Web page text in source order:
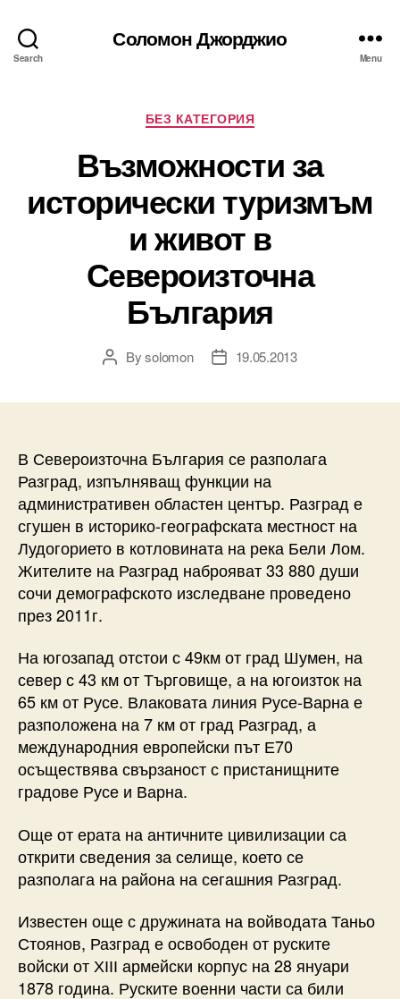
Search
Соломон Джорджио
Menu
Categories
БЕЗ КАТЕГОРИЯ
Възможности за
исторически туризмъм
и живот в
Североизточна
България
PostBysolomon
Post19.05.2013
В Североизточна България се разполага
Разград, изпълняващ функции на
административен областен център. Разград е
сгушен в историко-географската местност на
Лудогорието в котловината на река Бели Лом.
Жителите на Разград наброяват 33 880 души
сочи демографското изследване проведено
през 2011г.
На югозапад отстои с 49км от град Шумен, на
север с 43 км от Търговище, а на югоизток на
65 км от Русе. Влаковата линия Русе-Варна е
разположена на 7 км от град Разград, а
международния европейски път Е70
осъществява свързаност с пристанищните
градове Русе и Варна.
Още от ерата на античните цивилизации са
открити сведения за селище, което се
разполага на района на сегашния Разград.
Известен още с дружината на войводата Таньо
Стоянов, Разград е освободен от руските
войски от ХІІІ армейски корпус на 28 януари
1878 година. Руските военни части са били